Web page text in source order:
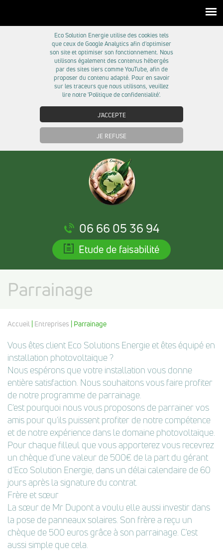
Eco Solution Energie utilise des cookies tels
que ceux de Google Analytics afin d'optimiser
son site et optimiser son fonctionnement. Nous
utilisons également des contenus hébergés
par des sites tiers comme YouTube, afin de
proposer du contenu adapté. Pour en savoir
sur les traceurs que nous utilisons, veuillez
lire notre 'Politique de confidentialité'.
J'ACCEPTE
JE REFUSE
06 66 05 36 94
Etude de faisabilité
Parrainage
Accueil | Entreprises | Parrainage
Vous êtes client Eco Solutions Energie et êtes équipé en
installation photovoltaïque ?
Nous espérons que votre installation vous donne
entière satisfaction. Nous souhaitons vous faire profiter
de notre programme de parrainage.
C’est pourquoi nous vous proposons de parrainer vos
amis pour qu’ils puissent profiter de notre compétence
et de notre expérience dans le domaine photovoltaïque.
Pour chaque filleul que vous apporterez vous recevrez
un chèque d'une valeur de 500€ de la part du gérant
d’Eco Solution Energie, dans un délai calendaire de 60
jours après la signature du contrat.
Frère et sœur
La sœur de Mr Dupont a voulu elle aussi investir dans
la pose de panneaux solaires. Son frère a reçu un
chèque de 500 euros grâce à son parrainage. C'est
aussi simple que cela.